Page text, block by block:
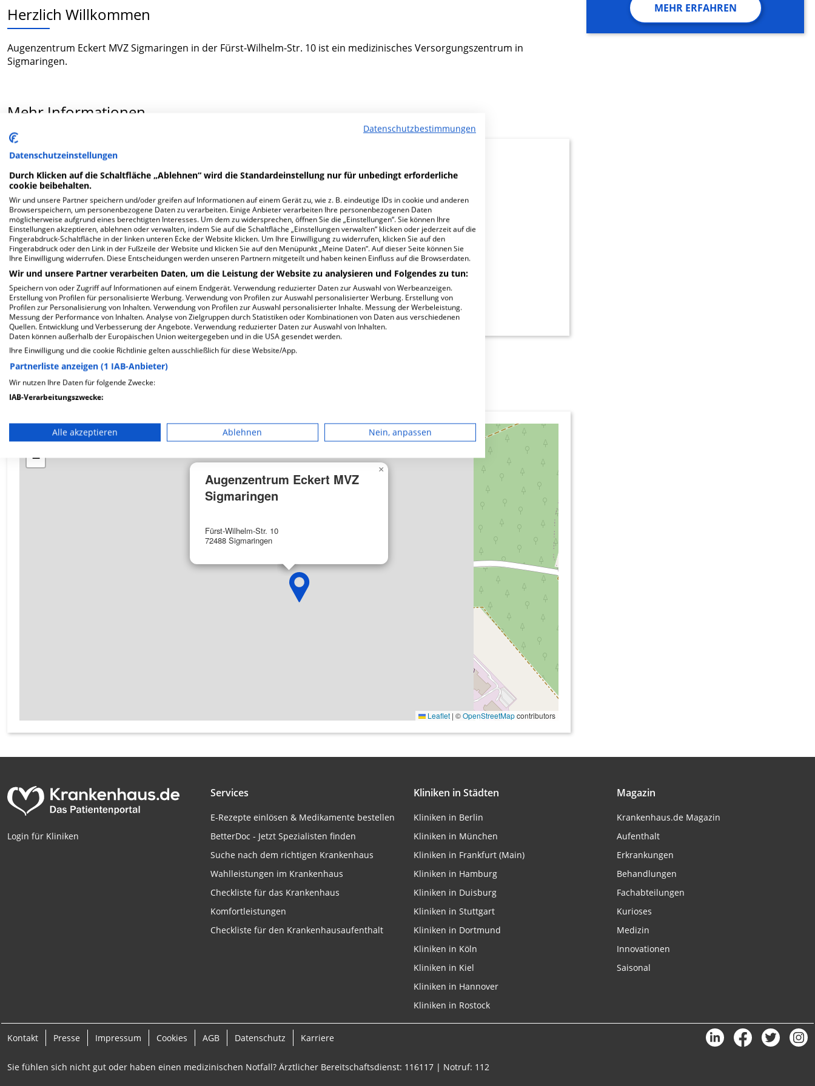
MEHR ERFAHREN
Herzlich Willkommen
Augenzentrum Eckert MVZ Sigmaringen in der Fürst-Wilhelm-Str. 10 ist ein medizinisches Versorgungszentrum in
Sigmaringen.
Mehr Informationen
FAQ
Hier ﬁnden Sie häuﬁg gestellte Fragen zu dieser Klinik.
Wie lautet die Adresse von Augenzentrum Eckert MVZ Sigmaringen?
Fürst-Wilhelm-Str. 10
72488 Sigmaringen
Wie ist die Telefonnummer von Augenzentrum Eckert MVZ Sigmaringen?
Karte
Augenzentrum Eckert MVZ
Sigmaringen
Fürst-Wilhelm-Str. 10
72488 Sigmaringen
×
+
−
Leaflet | ©OpenStreetMapcontributors
Login für Kliniken
Services
E-Rezepte einlösen & Medikamente bestellen
BetterDoc - Jetzt Spezialisten finden
Suche nach dem richtigen Krankenhaus
Wahlleistungen im Krankenhaus
Checkliste für das Krankenhaus
Komfortleistungen
Checkliste für den Krankenhausaufenthalt
Kliniken in Städten
Kliniken in Berlin
Kliniken in München
Kliniken in Frankfurt (Main)
Kliniken in Hamburg
Kliniken in Duisburg
Kliniken in Stuttgart
Kliniken in Dortmund
Kliniken in Köln
Kliniken in Kiel
Kliniken in Hannover
Kliniken in Rostock
Magazin
Krankenhaus.de Magazin
Aufenthalt
Erkrankungen
Behandlungen
Fachabteilungen
Kurioses
Medizin
Innovationen
Saisonal
Kontakt Presse Impressum Cookies AGB Datenschutz Karriere
Sie fühlen sich nicht gut oder haben einen medizinischen Notfall? Ärztlicher Bereitschaftsdienst: 116117 | Notruf: 112
Datenschutzbestimmungen
Datenschutzeinstellungen
Durch Klicken auf die Schaltfläche „Ablehnen“ wird die Standardeinstellung nur für unbedingt erforderliche
cookie beibehalten.
Wir und unsere Partner speichern und/oder greifen auf Informationen auf einem Gerät zu, wie z. B. eindeutige IDs in cookie und anderen
Browserspeichern, um personenbezogene Daten zu verarbeiten. Einige Anbieter verarbeiten Ihre personenbezogenen Daten
möglicherweise aufgrund eines berechtigten Interesses. Um dem zu widersprechen, öffnen Sie die „Einstellungen“. Sie können Ihre
Einstellungen akzeptieren, ablehnen oder verwalten, indem Sie auf die Schaltfläche „Einstellungen verwalten“ klicken oder jederzeit auf die
Fingerabdruck-Schaltfläche in der linken unteren Ecke der Website klicken. Um Ihre Einwilligung zu widerrufen, klicken Sie auf den
Fingerabdruck oder den Link in der Fußzeile der Website und klicken Sie auf den Menüpunkt „Meine Daten“. Auf dieser Seite können Sie
Ihre Einwilligung widerrufen. Diese Entscheidungen werden unseren Partnern mitgeteilt und haben keinen Einfluss auf die Browserdaten.
Wir und unsere Partner verarbeiten Daten, um die Leistung der Website zu analysieren und Folgendes zu tun:
Speichern von oder Zugriff auf Informationen auf einem Endgerät. Verwendung reduzierter Daten zur Auswahl von Werbeanzeigen.
Erstellung von Profilen für personalisierte Werbung. Verwendung von Profilen zur Auswahl personalisierter Werbung. Erstellung von
Profilen zur Personalisierung von Inhalten. Verwendung von Profilen zur Auswahl personalisierter Inhalte. Messung der Werbeleistung.
Messung der Performance von Inhalten. Analyse von Zielgruppen durch Statistiken oder Kombinationen von Daten aus verschiedenen
Quellen. Entwicklung und Verbesserung der Angebote. Verwendung reduzierter Daten zur Auswahl von Inhalten.
Daten können außerhalb der Europäischen Union weitergegeben und in die USA gesendet werden.
Ihre Einwilligung und die cookie Richtlinie gelten ausschließlich für diese Website/App.
Partnerliste anzeigen (1 IAB-Anbieter)
Wir nutzen Ihre Daten für folgende Zwecke:
IAB-Verarbeitungszwecke:
Verwendung reduzierter Daten zur Auswahl von Werbeanzeigen
Erstellung von Profilen für personalisierte Werbung
Verwendung von Profilen zur Auswahl personalisierter Werbung
Verwendung von Profilen zur Auswahl personalisierter Inhalte
Geräte anhand von aktiv angeforderten Informationen identifizieren
Nicht-IAB-Verarbeitungszwecke:
Performance
Alle akzeptieren Ablehnen Nein, anpassen